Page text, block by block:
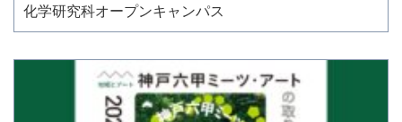
化学研究科オープンキャンパス